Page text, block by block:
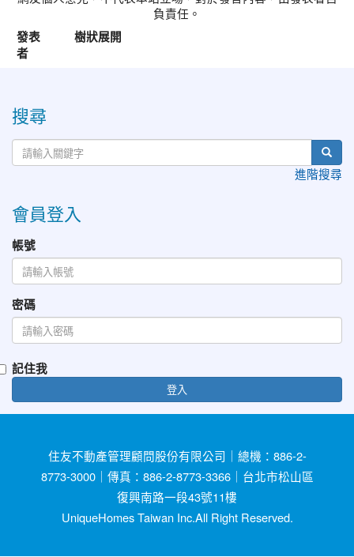
負責任。
發表
者
樹狀展開
搜尋
進階搜尋
會員登入
帳號
密碼
記住我
登入
住友不動產管理顧問股份有限公司｜總機：886-2-
8773-3000｜傳真：886-2-8773-3366｜台北市松山區
復興南路一段43號11樓
UniqueHomes Taiwan Inc.All Right Reserved.